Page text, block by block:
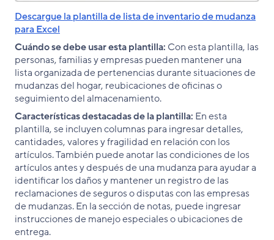
Descargue la plantilla de lista de inventario de mudanza
para Excel
Cuándo se debe usar esta plantilla: Con esta plantilla, las
personas, familias y empresas pueden mantener una
lista organizada de pertenencias durante situaciones de
mudanzas del hogar, reubicaciones de oficinas o
seguimiento del almacenamiento.
Características destacadas de la plantilla: En esta
plantilla, se incluyen columnas para ingresar detalles,
cantidades, valores y fragilidad en relación con los
artículos. También puede anotar las condiciones de los
artículos antes y después de una mudanza para ayudar a
identificar los daños y mantener un registro de las
reclamaciones de seguros o disputas con las empresas
de mudanzas. En la sección de notas, puede ingresar
instrucciones de manejo especiales o ubicaciones de
entrega.